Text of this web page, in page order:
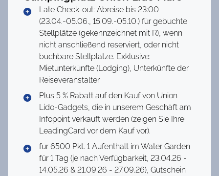
Late Check-out: Abreise bis 23:00
(23.04.-05.06., 15.09.-05.10.) für gebuchte
Stellplätze (gekennzeichnet mit R), wenn
nicht anschließend reserviert, oder nicht
buchbare Stellplätze. Exklusive:
Mietunterkünfte (Lodging), Unterkünfte der
Reiseveranstalter
Plus 5 % Rabatt auf den Kauf von Union
Lido-Gadgets, die in unserem Geschäft am
Infopoint verkauft werden (zeigen Sie Ihre
LeadingCard vor dem Kauf vor).
für 6500 Pkt. 1 Aufenthalt im Water Garden
für 1 Tag (je nach Verfügbarkeit, 23.04.26 -
14.05.26 & 21.09.26 - 27.09.26), Gutschein